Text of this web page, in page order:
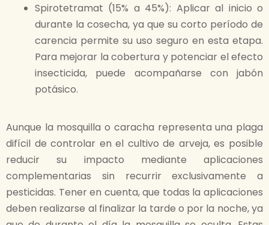
Spirotetramat (15% a 45%): Aplicar al inicio o
durante la cosecha, ya que su corto período de
carencia permite su uso seguro en esta etapa.
Para mejorar la cobertura y potenciar el efecto
insecticida, puede acompañarse con jabón
potásico.
Aunque la mosquilla o caracha representa una plaga
difícil de controlar en el cultivo de arveja, es posible
reducir su impacto mediante aplicaciones
complementarias sin recurrir exclusivamente a
pesticidas. Tener en cuenta, que todas la aplicaciones
deben realizarse al finalizar la tarde o por la noche, ya